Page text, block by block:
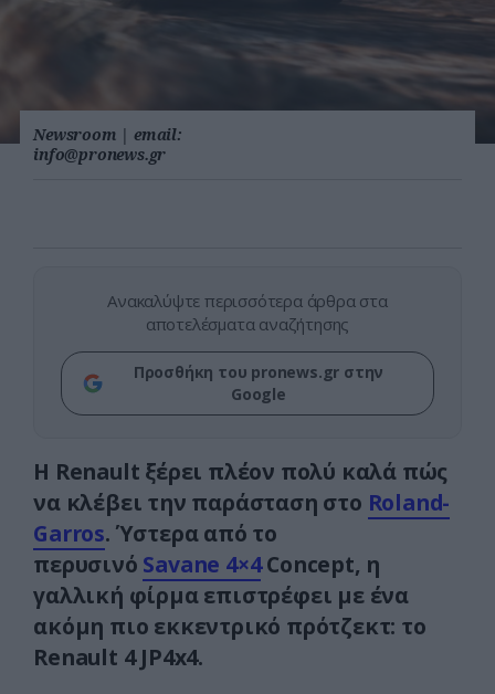
Newsroom | email:
info@pronews.gr
Ανακαλύψτε περισσότερα άρθρα στα
αποτελέσματα αναζήτησης
Προσθήκη του pronews.gr στην
Google
Η Renault ξέρει πλέον πολύ καλά πώς
να κλέβει την παράσταση στο Roland-
Garros. Ύστερα από το
περυσινό Savane 4×4Concept, η
γαλλική φίρμα επιστρέφει με ένα
ακόμη πιο εκκεντρικό πρότζεκτ: το
Renault 4 JP4x4.